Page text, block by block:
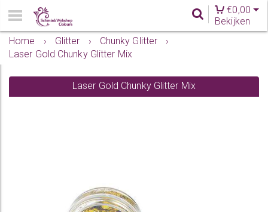
€0,00
Bekijken
Home
› Glitter › Chunky Glitter
›
Laser Gold Chunky Glitter Mix
Laser Gold Chunky Glitter Mix